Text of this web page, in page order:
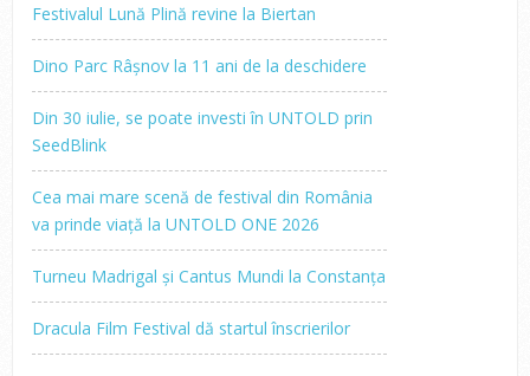
Festivalul Lună Plină revine la Biertan
Dino Parc Râșnov la 11 ani de la deschidere
Din 30 iulie, se poate investi în UNTOLD prin
SeedBlink
Cea mai mare scenă de festival din România
va prinde viață la UNTOLD ONE 2026
Turneu Madrigal și Cantus Mundi la Constanța
Dracula Film Festival dă startul înscrierilor